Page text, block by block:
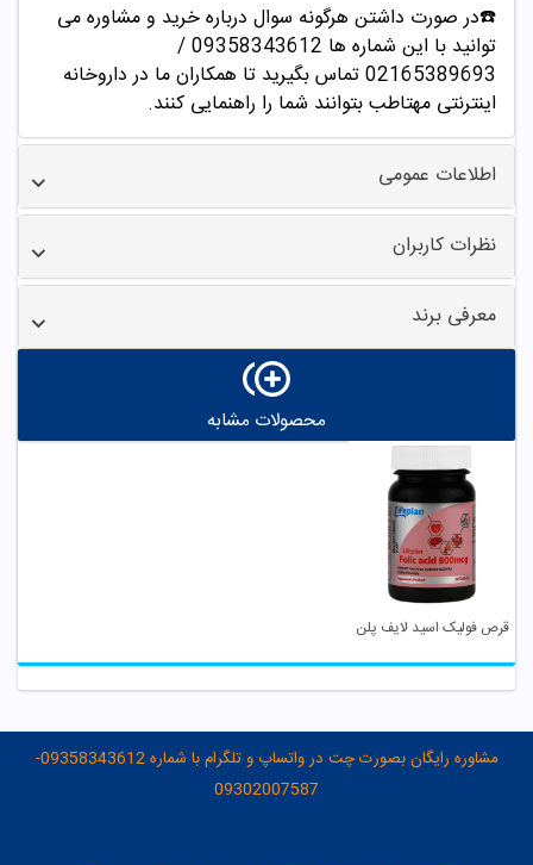
☎️در صورت داشتن هرگونه سوال درباره خرید و مشاوره می
توانید با این شماره ها 09358343612 /
02165389693تماس بگیرید تا همکاران ما در داروخانه
اینترنتی مهتاطب بتوانند شما را راهنمایی کنند.
اطلاعات عمومی
نظرات کاربران
معرفی برند
محصولات مشابه
قرص فولیک اسید لایف پلن
مشاوره رایگان بصورت چت در واتساپ و تلگرام با شماره 09358343612-
09302007587